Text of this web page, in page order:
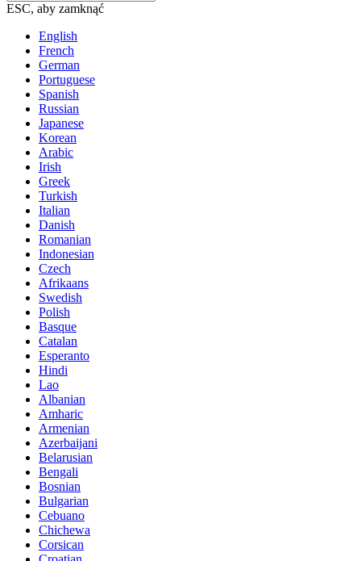
ESC, aby zamknąć
English
French
German
Portuguese
Spanish
Russian
Japanese
Korean
Arabic
Irish
Greek
Turkish
Italian
Danish
Romanian
Indonesian
Czech
Afrikaans
Swedish
Polish
Basque
Catalan
Esperanto
Hindi
Lao
Albanian
Amharic
Armenian
Azerbaijani
Belarusian
Bengali
Bosnian
Bulgarian
Cebuano
Chichewa
Corsican